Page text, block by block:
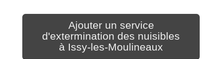
Ajouter un service
d'extermination des nuisibles
à Issy-les-Moulineaux